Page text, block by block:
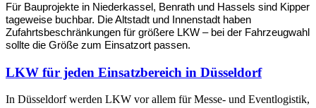
Für Bauprojekte in Niederkassel, Benrath und Hassels sind Kipper
tageweise buchbar. Die Altstadt und Innenstadt haben
Zufahrtsbeschränkungen für größere LKW – bei der Fahrzeugwahl
sollte die Größe zum Einsatzort passen.
LKW für jeden Einsatzbereich in Düsseldorf
In Düsseldorf werden LKW vor allem für Messe- und Eventlogistik,